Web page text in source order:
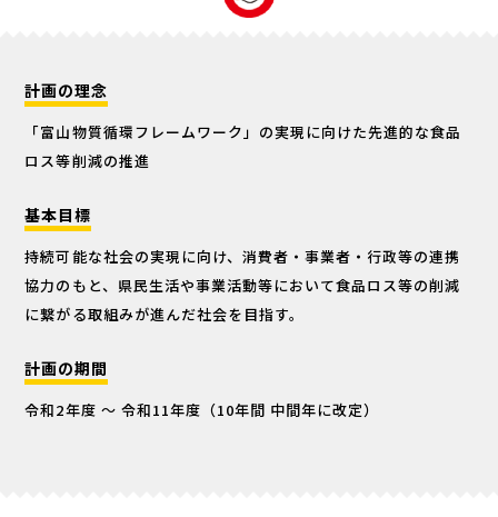
計画の理念
「富山物質循環フレームワーク」の実現に向けた先進的な食品
ロス等削減の推進
基本目標
持続可能な社会の実現に向け、消費者・事業者・行政等の連携
協力のもと、県民生活や事業活動等において食品ロス等の削減
に繋がる取組みが進んだ社会を目指す。
計画の期間
令和2年度 ～ 令和11年度（10年間 中間年に改定）